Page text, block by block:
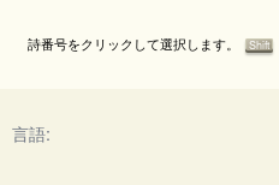
詩番号をクリックして選択します。 Shift
言語: